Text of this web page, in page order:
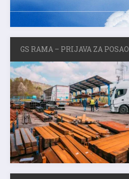
GS RAMA – PRIJAVA ZA POSAO